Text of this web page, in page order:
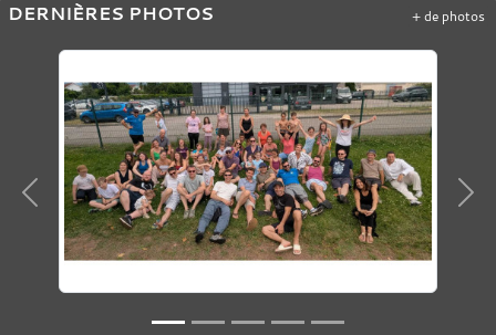
DERNIÈRES PHOTOS
Précedent
+ de photos